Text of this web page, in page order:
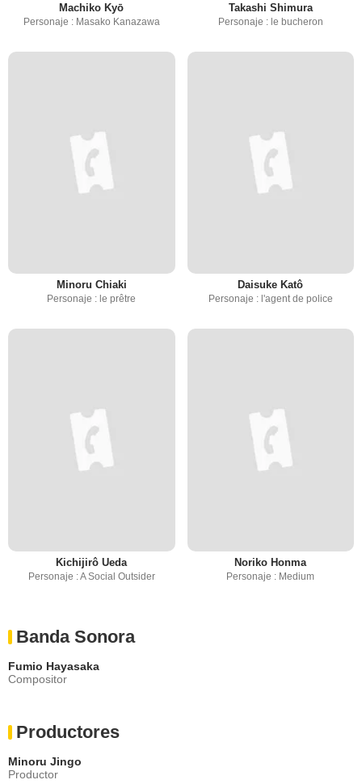
Machiko Kyō
Personaje : Masako Kanazawa
Takashi Shimura
Personaje : le bucheron
Minoru Chiaki
Personaje : le prêtre
Daisuke Katô
Personaje : l'agent de police
Kichijirô Ueda
Personaje : A Social Outsider
Noriko Honma
Personaje : Medium
Banda Sonora
Fumio Hayasaka
Compositor
Productores
Minoru Jingo
Productor